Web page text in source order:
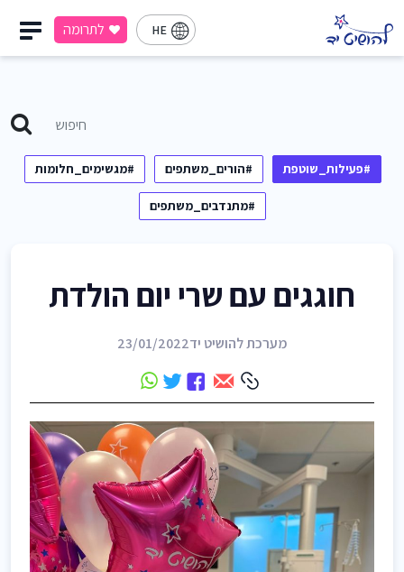
HE לתרומה
#פעילות_שוטפת #הורים_משתפים #מגשימים_חלומות
#מתנדבים_משתפים
חוגגים עם שרי יום הולדת
מערכת להושיט יד23/01/2022